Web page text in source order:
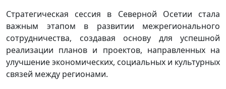
Стратегическая сессия в Северной Осетии стала
важным этапом в развитии межрегионального
сотрудничества, создавая основу для успешной
реализации планов и проектов, направленных на
улучшение экономических, социальных и культурных
связей между регионами.